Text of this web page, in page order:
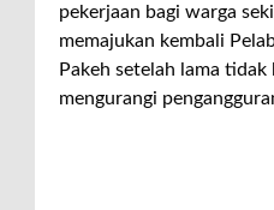
pekerjaan bagi warga
memajukan kembali
Pakeh setelah lama
mengurangi